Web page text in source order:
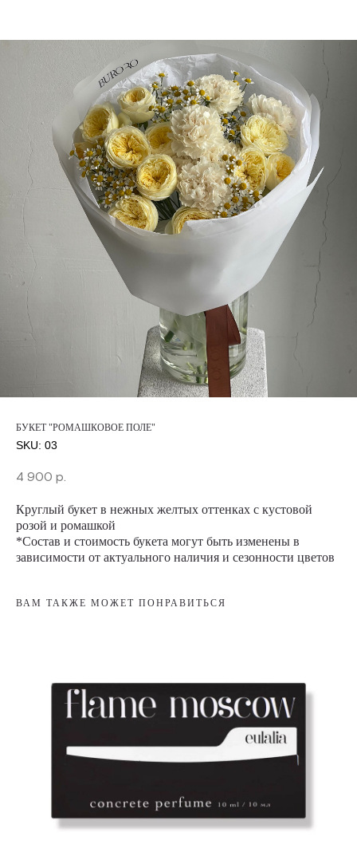
БУКЕТ "РОМАШКОВОЕ ПОЛЕ"
SKU: 03
4 900 р.
Круглый букет в нежных желтых оттенках с кустовой
розой и ромашкой
*Состав и стоимость букета могут быть изменены в
зависимости от актуального наличия и сезонности цветов
ВАМ ТАКЖЕ МОЖЕТ ПОНРАВИТЬСЯ